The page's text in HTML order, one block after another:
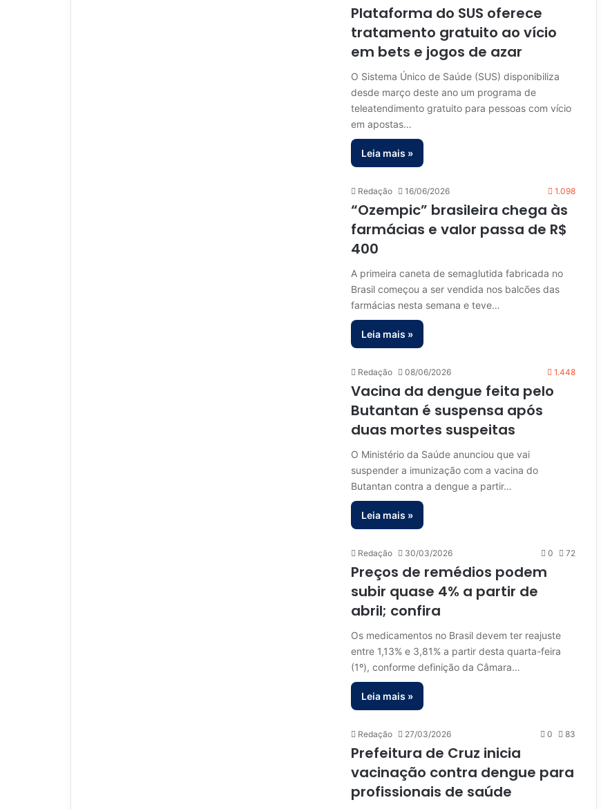
Plataforma do SUS oferece
tratamento gratuito ao vício
em bets e jogos de azar
O Sistema Único de Saúde (SUS) disponibiliza
desde março deste ano um programa de
teleatendimento gratuito para pessoas com vício
em apostas…
Leia mais »
Redação 16/06/2026 1.098
“Ozempic” brasileira chega às
farmácias e valor passa de R$
400
A primeira caneta de semaglutida fabricada no
Brasil começou a ser vendida nos balcões das
farmácias nesta semana e teve…
Leia mais »
Redação 08/06/2026 1.448
Vacina da dengue feita pelo
Butantan é suspensa após
duas mortes suspeitas
O Ministério da Saúde anunciou que vai
suspender a imunização com a vacina do
Butantan contra a dengue a partir…
Leia mais »
Redação 30/03/2026 0 72
Preços de remédios podem
subir quase 4% a partir de
abril; confira
Os medicamentos no Brasil devem ter reajuste
entre 1,13% e 3,81% a partir desta quarta-feira
(1º), conforme definição da Câmara…
Leia mais »
Redação 27/03/2026 0 83
Prefeitura de Cruz inicia
vacinação contra dengue para
profissionais de saúde